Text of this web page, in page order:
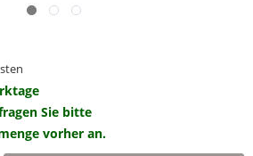
Sie bitte
vorher an.